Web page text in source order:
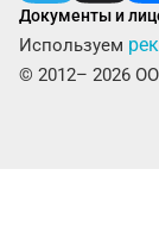
Голубое
Документы и
Используем
© 2012– 2026